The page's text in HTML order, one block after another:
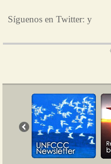
Síguenos en Twitter: y